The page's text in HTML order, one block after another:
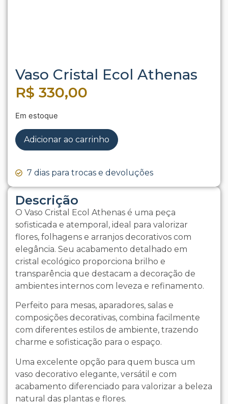
Descrição
O Vaso Cristal Ecol Athenas é uma peça
sofisticada e atemporal, ideal para valorizar
flores, folhagens e arranjos decorativos com
elegância. Seu acabamento detalhado em
cristal ecológico proporciona brilho e
transparência que destacam a decoração de
ambientes internos com leveza e refinamento.
Perfeito para mesas, aparadores, salas e
composições decorativas, combina facilmente
com diferentes estilos de ambiente, trazendo
charme e sofisticação para o espaço.
Uma excelente opção para quem busca um
vaso decorativo elegante, versátil e com
acabamento diferenciado para valorizar a beleza
natural das plantas e flores.
Vaso Cristal Ecol Athenas
R$ 330,00
Em estoque
Adicionar ao carrinho
7 dias para trocas e devoluções